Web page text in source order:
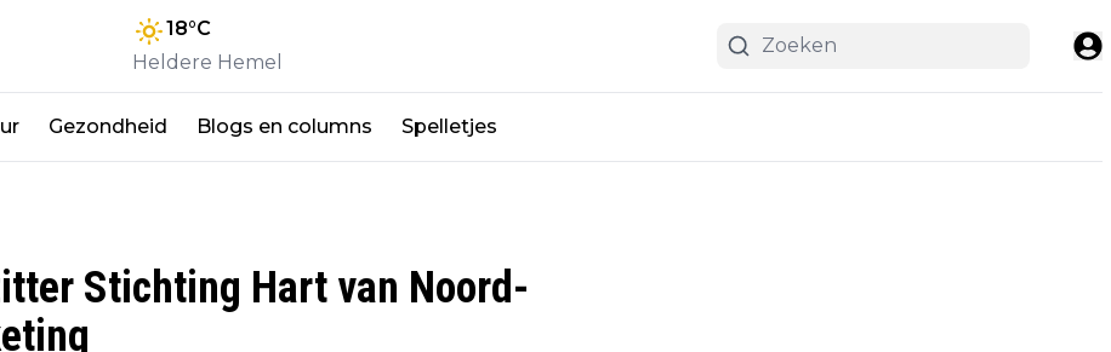
18°C
Heldere Hemel
Gezondheid Blogs en columns Spelletjes
Stichting Hart van Noord-